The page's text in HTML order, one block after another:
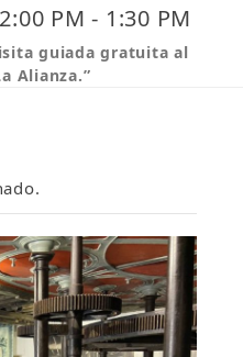
PM - 1:30 PM
guiada gratuita al
Alianza.”